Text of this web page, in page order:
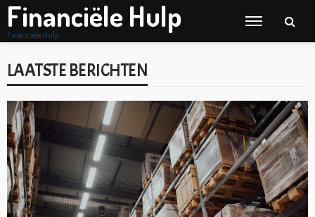
Financiële Hulp
Financiële Hulp
LAATSTE BERICHTEN